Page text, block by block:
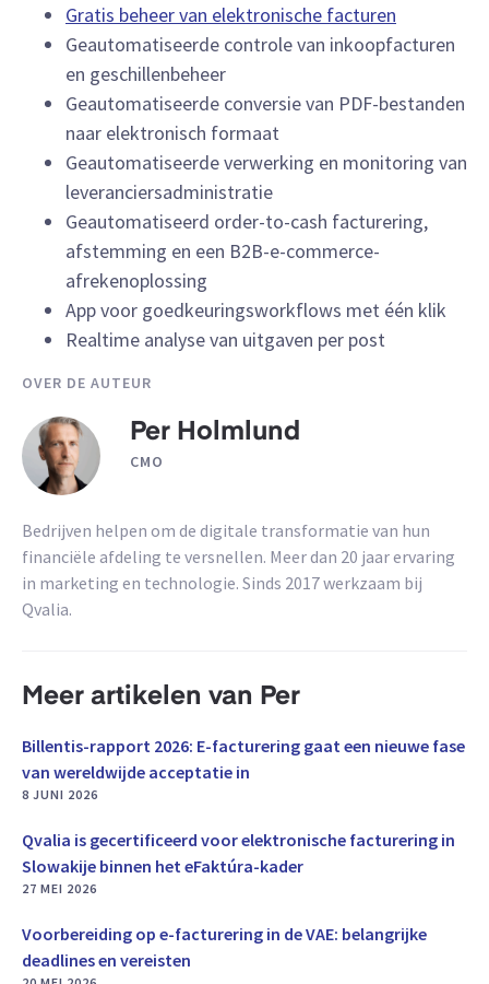
Gratis beheer van elektronische facturen
Geautomatiseerde controle van inkoopfacturen
en geschillenbeheer
Geautomatiseerde conversie van PDF-bestanden
naar elektronisch formaat
Geautomatiseerde verwerking en monitoring van
leveranciersadministratie
Geautomatiseerd order-to-cash facturering,
afstemming en een B2B-e-commerce-
afrekenoplossing
App voor goedkeuringsworkflows met één klik
Realtime analyse van uitgaven per post
OVER DE AUTEUR
Per Holmlund
CMO
Bedrijven helpen om de digitale transformatie van hun
financiële afdeling te versnellen. Meer dan 20 jaar ervaring
in marketing en technologie. Sinds 2017 werkzaam bij
Qvalia.
Meer artikelen van Per
Billentis-rapport 2026: E-facturering gaat een nieuwe fase
van wereldwijde acceptatie in
8 JUNI 2026
Qvalia is gecertificeerd voor elektronische facturering in
Slowakije binnen het eFaktúra-kader
27 MEI 2026
Voorbereiding op e-facturering in de VAE: belangrijke
deadlines en vereisten